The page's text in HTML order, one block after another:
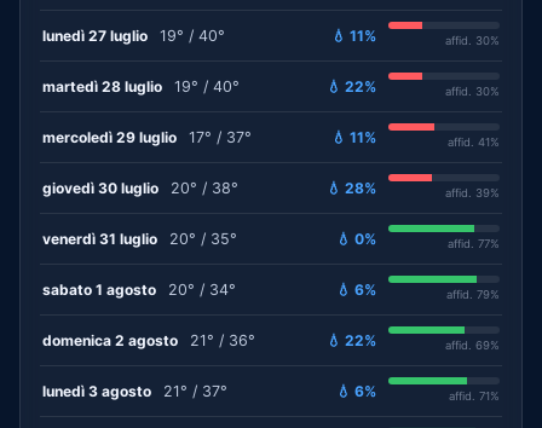
lunedì 27 luglio 19° / 40° 💧 11% affid. 30%
martedì 28 luglio 19° / 40° 💧 22% affid. 30%
mercoledì 29 luglio 17° / 37° 💧 11% affid. 41%
giovedì 30 luglio 20° / 38° 💧 28% affid. 39%
venerdì 31 luglio 20° / 35° 💧 0% affid. 77%
sabato 1 agosto 20° / 34° 💧 6% affid. 79%
domenica 2 agosto 21° / 36° 💧 22% affid. 69%
lunedì 3 agosto 21° / 37° 💧 6% affid. 71%